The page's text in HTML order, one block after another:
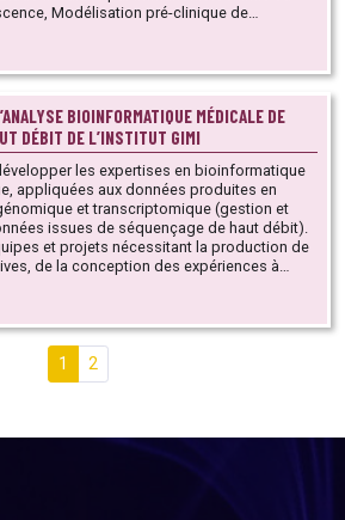
clinique de
immuno thérapeutiques,
BIOINFORMATIQUE MÉDICALE DE
DÉBIT DE L’INSTITUT GIMI
les expertises en bioinformatique
appliquées aux données produites en
et transcriptomique (gestion et
issues de séquençage de haut débit).
et projets nécessitant la production de
de la conception des expériences à
des données. Développer
pangénomique pour le
atteints de maladies rares avec
1 2